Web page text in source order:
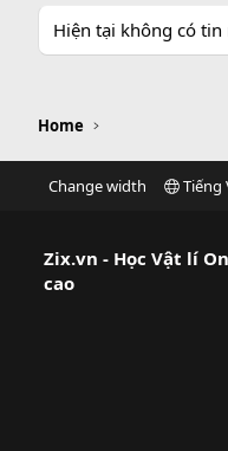
Hiện tại không có
Home
Change width Tiếng
Zix.vn - Học Vật lí
cao